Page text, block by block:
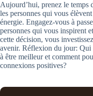
Aujourd’hui, prenez le temps
les personnes qui vous
énergie. Engagez-vous à
personnes qui vous inspirent
cette décision, vous
avenir. Réflexion du jour: Qui
à être meilleur et comment
connexions positives?